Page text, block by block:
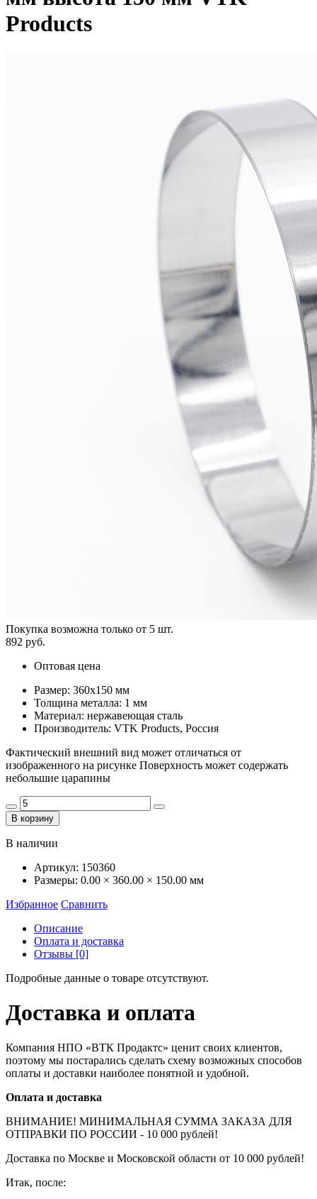
Products
Покупка возможна только от 5 шт.
892 руб.
Оптовая цена
Размер: 360х150 мм
Толщина металла: 1 мм
Материал: нержавеющая сталь
Производитель: VTK Products, Россия
Фактический внешний вид может отличаться от
изображенного на рисунке Поверхность может содержать
небольшие царапины
В корзину
В наличии
Артикул: 150360
Размеры: 0.00 × 360.00 × 150.00 мм
Избранное Сравнить
Описание
Оплата и доставка
Отзывы [0]
Подробные данные о товаре отсутствуют.
Доставка и оплата
Компания НПО «ВТК Продактс» ценит своих клиентов,
поэтому мы постарались сделать схему возможных способов
оплаты и доставки наиболее понятной и удобной.
Оплата и доставка
ВНИМАНИЕ! МИНИМАЛЬНАЯ СУММА ЗАКАЗА ДЛЯ
ОТПРАВКИ ПО РОССИИ - 10 000 рублей!
Доставка по Москве и Московской области от 10 000 рублей!
Итак, после: